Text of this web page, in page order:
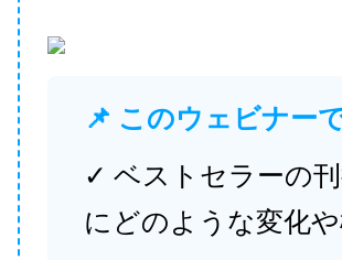
📌 このウェビナー
✓ ベストセラーの
にどのような変化